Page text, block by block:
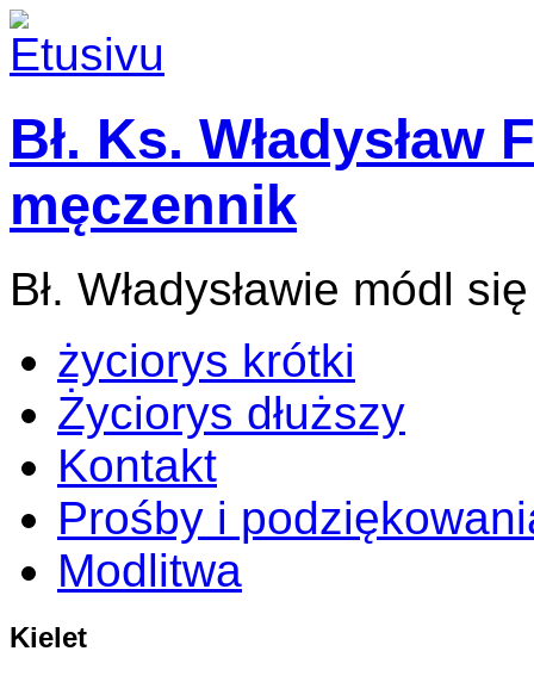
Bł. Ks. Władysław
męczennik
Bł. Władysławie módl
życiorys krótki
Życiorys dłuższy
Kontakt
Prośby i
Modlitwa
Kielet